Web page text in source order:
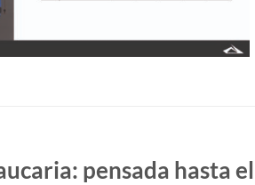
pensada hasta